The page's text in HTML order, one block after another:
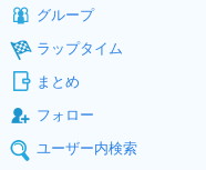
グループ
ラップタイム
まとめ
フォロー
ユーザー内検索